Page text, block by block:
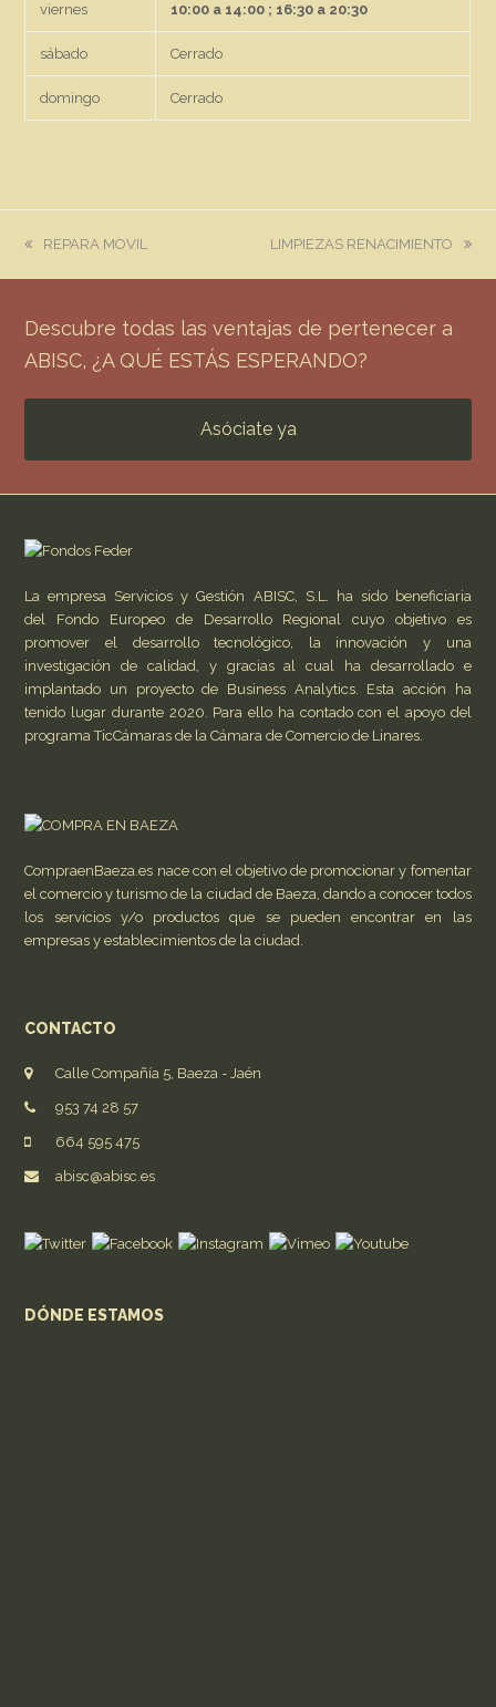
viernes 10:00 a 14:00 ; 16:30 a 20:30
sábado Cerrado
domingo Cerrado
previous
REPARA MOVIL
next
LIMPIEZAS RENACIMIENTO
Descubre todas las ventajas de pertenecer a
ABISC, ¿A QUÉ ESTÁS ESPERANDO?
Asóciate ya
La empresa Servicios y Gestión ABISC, S.L. ha sido beneficiaria
del Fondo Europeo de Desarrollo Regional cuyo objetivo es
promover el desarrollo tecnológico, la innovación y una
investigación de calidad, y gracias al cual ha desarrollado e
implantado un proyecto de Business Analytics. Esta acción ha
tenido lugar durante 2020. Para ello ha contado con el apoyo del
programa TicCámaras de la Cámara de Comercio de Linares.
CompraenBaeza.es nace con el objetivo de promocionar y fomentar
el comercio y turismo de la ciudad de Baeza, dando a conocer todos
los servicios y/o productos que se pueden encontrar en las
empresas y establecimientos de la ciudad.
CONTACTO
Calle Compañía 5, Baeza - Jaén
953 74 28 57
664 595 475
abisc@abisc.es
DÓNDE ESTAMOS